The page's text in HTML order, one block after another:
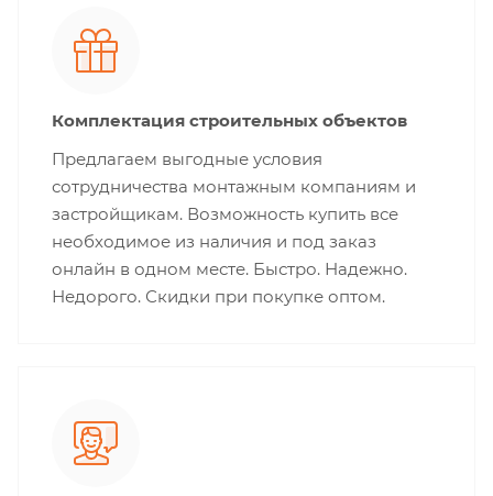
Комплектация строительных объектов
Предлагаем выгодные условия
сотрудничества монтажным компаниям и
застройщикам. Возможность купить все
необходимое из наличия и под заказ
онлайн в одном месте. Быстро. Надежно.
Недорого. Скидки при покупке оптом.